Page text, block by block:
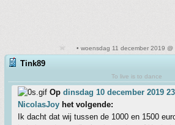
• woensdag 11 december 2019 @
Tink89
To live is to dance
Op dinsdag 10 december 2019
NicolasJoy het volgende:
Ik dacht dat wij tussen de 1000 en 1500